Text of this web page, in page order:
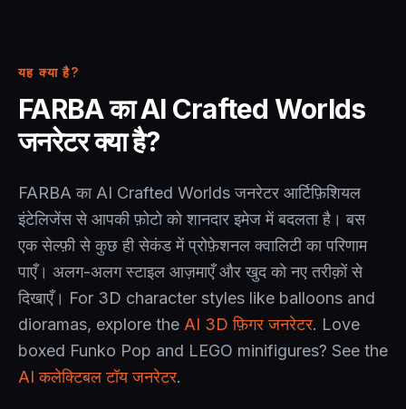
यह क्या है?
FARBA का AI Crafted Worlds
जनरेटर क्या है?
FARBA का AI Crafted Worlds जनरेटर आर्टिफ़िशियल
इंटेलिजेंस से आपकी फ़ोटो को शानदार इमेज में बदलता है। बस
एक सेल्फ़ी से कुछ ही सेकंड में प्रोफ़ेशनल क्वालिटी का परिणाम
पाएँ। अलग-अलग स्टाइल आज़माएँ और खुद को नए तरीक़ों से
दिखाएँ। For 3D character styles like balloons and
dioramas, explore the AI 3D फ़िगर जनरेटर. Love
boxed Funko Pop and LEGO minifigures? See the
AI कलेक्टिबल टॉय जनरेटर.